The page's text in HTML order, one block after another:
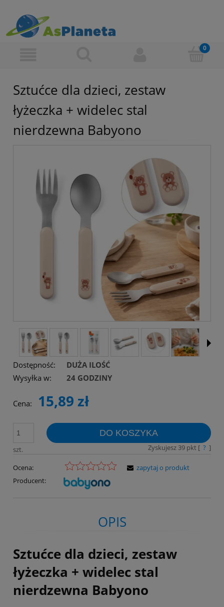
Sztućce dla dzieci, zestaw
łyżeczka + widelec stal
nierdzewna Babyono
Dostępność:
DUŻA ILOŚĆ
Wysyłka w:
24 GODZINY
Cena: 15,89 zł
szt.
DO KOSZYKA
Zyskujesz 39pkt [ ? ]
Ocena:
Producent:
zapytaj o produkt
OPIS
Sztućce dla dzieci, zestaw
łyżeczka + widelec stal
nierdzewna Babyono